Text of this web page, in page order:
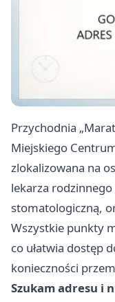
Przychodnia
Miejskiego
zlokalizowana na
lekarza
stomatologiczną,
Wszystkie punkty
co ułatwia dostęp
konieczności
Szukam adresu i